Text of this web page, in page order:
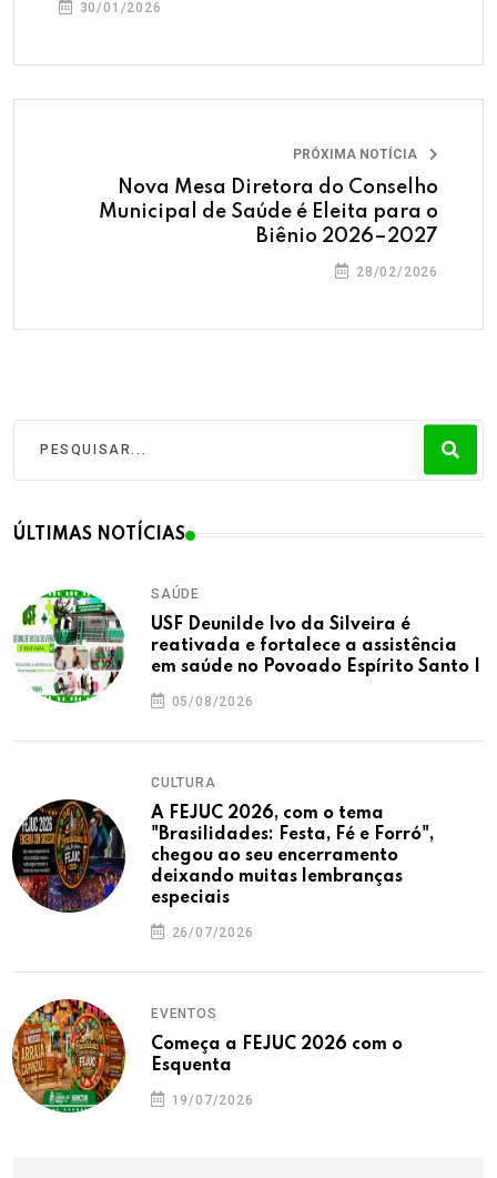
30/01/2026
PRÓXIMA NOTÍCIA
Nova Mesa Diretora do Conselho
Municipal de Saúde é Eleita para o
Biênio 2026–2027
28/02/2026
ÚLTIMAS NOTÍCIAS
SAÚDE
USF Deunilde Ivo da Silveira é
reativada e fortalece a assistência
em saúde no Povoado Espírito Santo I
05/08/2026
CULTURA
A FEJUC 2026, com o tema
"Brasilidades: Festa, Fé e Forró",
chegou ao seu encerramento
deixando muitas lembranças
especiais
26/07/2026
EVENTOS
Começa a FEJUC 2026 com o
Esquenta
19/07/2026